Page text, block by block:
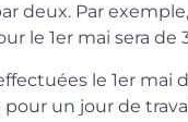
deux. Par
le 1er mai sera de
le 1er mai
un jour de